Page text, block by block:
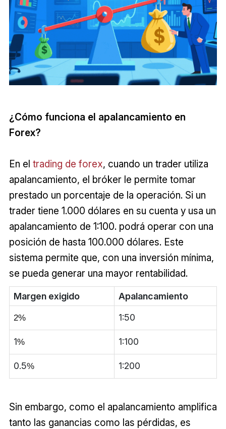
¿Cómo funciona el apalancamiento en
Forex?
En el trading de forex, cuando un trader utiliza
apalancamiento, el bróker le permite tomar
prestado un porcentaje de la operación. Si un
trader tiene 1.000 dólares en su cuenta y usa un
apalancamiento de 1:100. podrá operar con una
posición de hasta 100.000 dólares. Este
sistema permite que, con una inversión mínima,
se pueda generar una mayor rentabilidad.
Margen exigido Apalancamiento
2% 1:50
1% 1:100
0.5% 1:200
Sin embargo, como el apalancamiento amplifica
tanto las ganancias como las pérdidas, es